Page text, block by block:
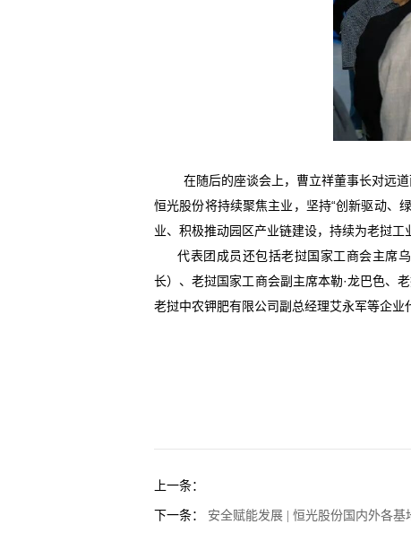
在随后的座谈会上，曹立祥董事长对远
恒光股份将持续聚焦主业，坚持“创新驱动、
业、积极推动园区产业链建设，持续为老挝工
代表团成员还包括老挝国家工商会主席
长）、老挝国家工商会副主席本勒·龙巴色、
老挝中农钾肥有限公司副总经理艾永军等企业
上一条：
下一条： 安全赋能发展 | 恒光股份国内外各基